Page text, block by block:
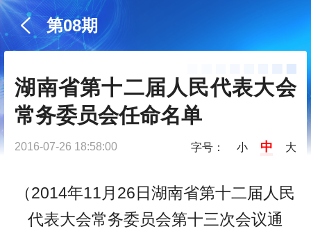
第08期
湖南省第十二届人民代表大会
常务委员会任命名单
2016-07-26 18:58:00 字号： 小 中 大
（2014年11月26日湖南省第十二届人民
代表大会常务委员会第十三次会议通